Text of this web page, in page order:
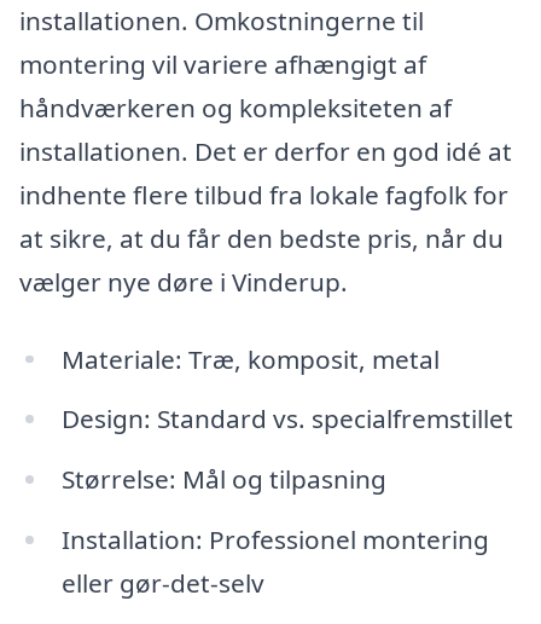
installationen. Omkostningerne til
montering vil variere afhængigt af
håndværkeren og kompleksiteten af
installationen. Det er derfor en god idé at
indhente flere tilbud fra lokale fagfolk for
at sikre, at du får den bedste pris, når du
vælger nye døre i Vinderup.
Materiale: Træ, komposit, metal
Design: Standard vs. specialfremstillet
Størrelse: Mål og tilpasning
Installation: Professionel montering
eller gør-det-selv